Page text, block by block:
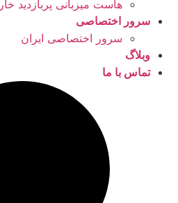
هاست میزبانی پربازدید
سرور اختصاصی
سرور اختصاصی ایران
وبلاگ
تماس با ما